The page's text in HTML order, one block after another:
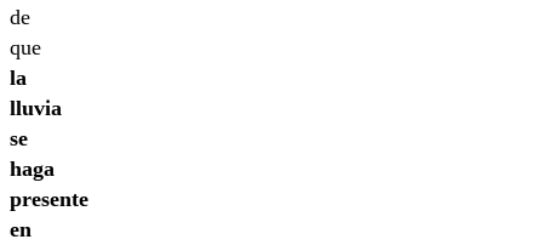
de
que
la
lluvia
se
haga
presente
en